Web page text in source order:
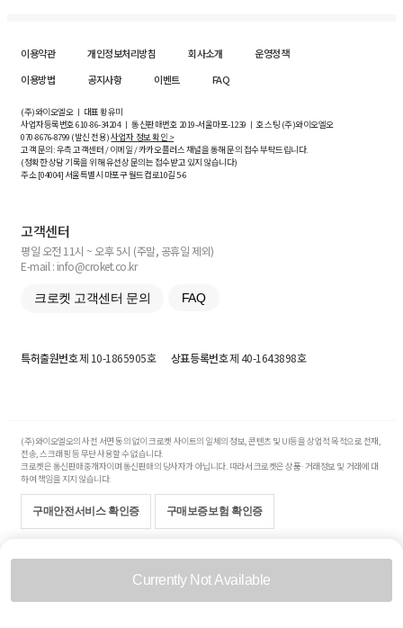
Currently Not Available
이용약관 개인정보처리방침 회사소개
운영정책
이용방법
공지사항 이벤트 FAQ
(주)와이오엘오 ㅣ 대표 황유미
사업자등록번호610-86-34204ㅣ 통신판매번호 2019-서울마포-1239 ㅣ 호스팅 (주)와이오엘오
070-8676-8799 (발신 전용)사업자 정보 확인 >
고객 문의: 우측 고객센터 / 이메일 / 카카오플러스 채널을 통해 문의 접수 부탁드립니다.
(정확한 상담 기록을 위해 유선상 문의는 접수받고 있지 않습니다)
주소 [04004] 서울특별시 마포구 월드컵로10길5-6
고객센터
평일 오전 11시 ~ 오후 5시 (주말, 공휴일 제외)
E-mail : info@croket.co.kr
크로켓 고객센터 문의 FAQ
특허출원번호제 10-1865905호 상표등록번호제 40-1643898호
(주)와이오엘오의 사전 서면 동의 없이 크로켓 사이트의 일체의 정보, 콘텐츠 및 UI등을 상업적 목적으로 전재,
전송, 스크래핑 등 무단 사용할 수 없습니다.
크로켓은 통신판매중개자이며 통신판매의 당사자가 아닙니다. 따라서 크로켓은 상품·거래정보 및 거래에 대
하여 책임을 지지 않습니다.
구매안전서비스 확인증 구매보증보험 확인증